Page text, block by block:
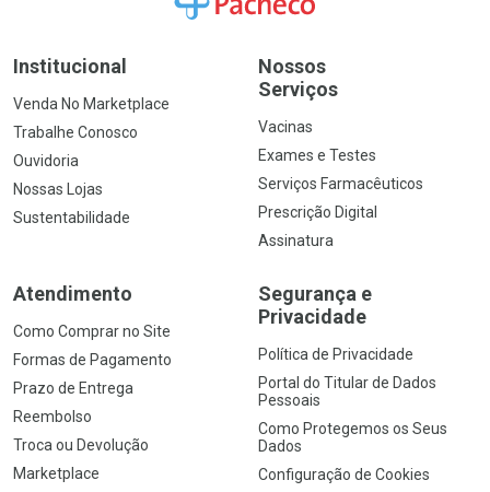
Institucional
Venda No Marketplace
Trabalhe Conosco
Ouvidoria
Nossas Lojas
Sustentabilidade
Nossos
Serviços
Vacinas
Exames e Testes
Serviços Farmacêuticos
Prescrição Digital
Assinatura
Atendimento
Como Comprar no Site
Formas de Pagamento
Prazo de Entrega
Reembolso
Troca ou Devolução
Marketplace
Segurança e
Privacidade
Política de Privacidade
Portal do Titular de Dados
Pessoais
Como Protegemos os Seus
Dados
Configuração de Cookies